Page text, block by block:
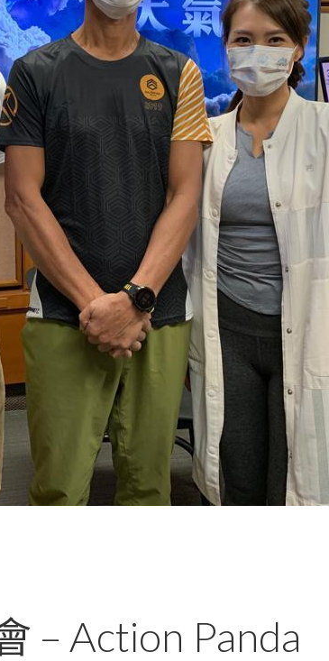
– Action Panda